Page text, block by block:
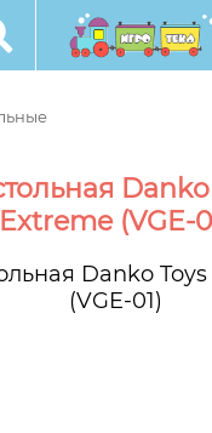
Extreme (VGE-